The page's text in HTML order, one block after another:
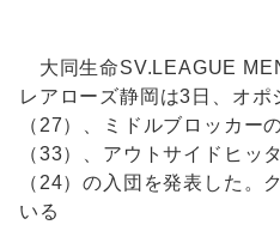
大同生命SV.LEAGUE
レアローズ静岡は3日、オ
（27）、ミドルブロッカー
（33）、アウトサイドヒッ
（24）の入団を発表した。
いる